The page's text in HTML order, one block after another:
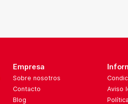
Empresa
Sobre nosotros
Contacto
Blog
Aviso